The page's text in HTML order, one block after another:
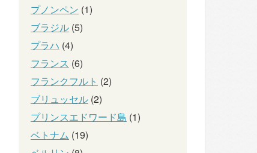
プノンペン (1)
ブラジル (5)
プラハ (4)
フランス (6)
フランクフルト (2)
ブリュッセル (2)
プリンスエドワード島 (1)
ベトナム (19)